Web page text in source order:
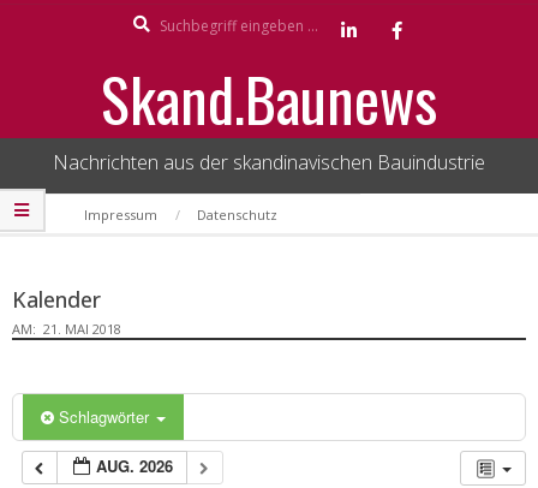
Skand.Baunews
Nachrichten aus der skandinavischen Bauindustrie
Secondary
Navigation
Impressum Datenschutz
Kalender
AM: 21. MAI 2018
Schlagwörter
AUG. 2026